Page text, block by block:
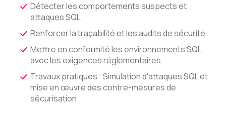
Détecter les comportements suspects et
attaques SQL
Renforcer la traçabilité et les audits de sécurité
Mettre en conformité les environnements SQL
avec les exigences réglementaires
Travaux pratiques : Simulation d'attaques SQL et
mise en œuvre des contre-mesures de
sécurisation.